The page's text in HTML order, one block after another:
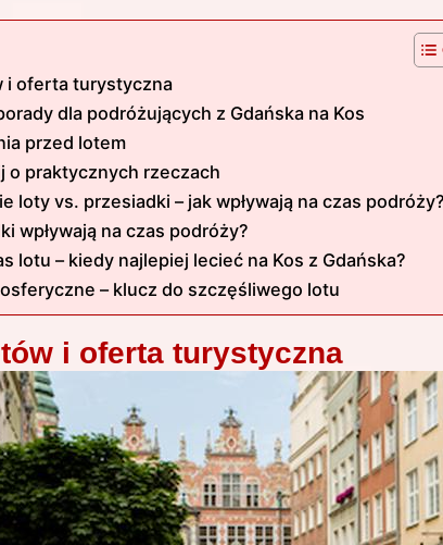
i oferta turystyczna
dla podróżujących z Gdańska na Kos
przed lotem
o praktycznych rzeczach
loty vs. przesiadki – jak wpływają na czas podróży?
wpływają na czas podróży?
lotu – kiedy najlepiej lecieć na Kos z Gdańska?
– klucz do szczęśliwego lotu
i oferta turystyczna